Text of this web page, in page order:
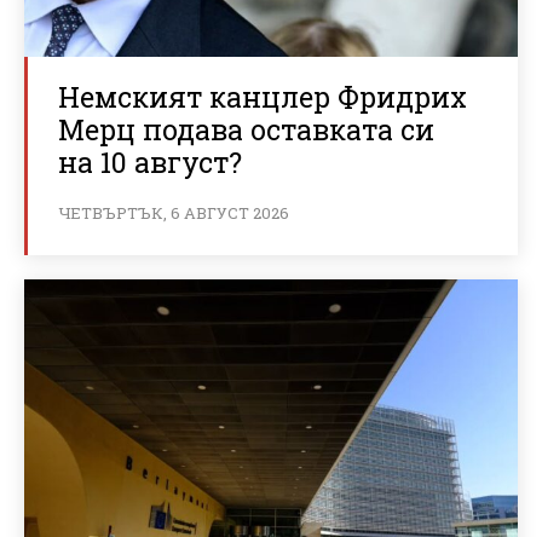
Немският канцлер Фридрих
Мерц подава оставката си
на 10 август?
ЧЕТВЪРТЪК, 6 АВГУСТ 2026